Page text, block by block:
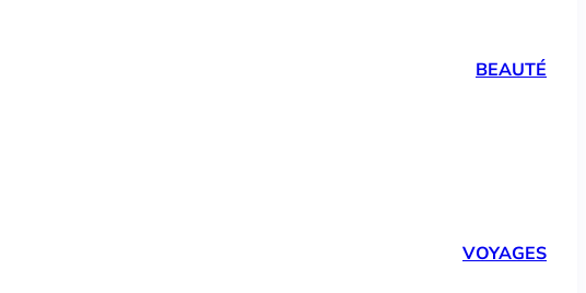
BEAUTÉ
VOYAGES